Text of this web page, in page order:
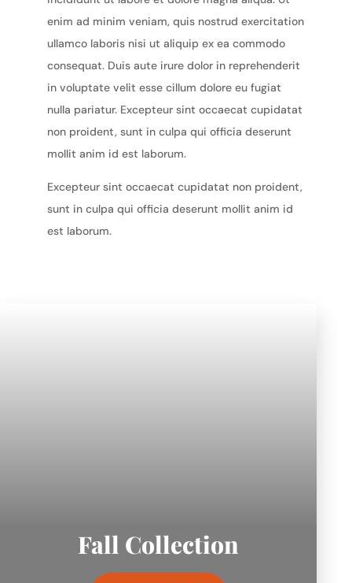
enim ad minim veniam, quis nostrud exercitation
ullamco laboris nisi ut aliquip ex ea commodo
consequat. Duis aute irure dolor in reprehenderit
in voluptate velit esse cillum dolore eu fugiat
nulla pariatur. Excepteur sint occaecat cupidatat
non proident, sunt in culpa qui officia deserunt
mollit anim id est laborum.
Excepteur sint occaecat cupidatat non proident,
sunt in culpa qui officia deserunt mollit anim id
est laborum.
Fall Collection